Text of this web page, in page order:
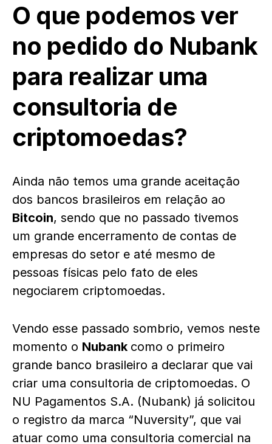
O que podemos ver
no pedido do Nubank
para realizar uma
consultoria de
criptomoedas?
Ainda não temos uma grande aceitação
dos bancos brasileiros em relação ao
Bitcoin, sendo que no passado tivemos
um grande encerramento de contas de
empresas do setor e até mesmo de
pessoas físicas pelo fato de eles
negociarem criptomoedas.
Vendo esse passado sombrio, vemos neste
momento o Nubank como o primeiro
grande banco brasileiro a declarar que vai
criar uma consultoria de criptomoedas. O
NU Pagamentos S.A. (Nubank) já solicitou
o registro da marca “Nuversity”, que vai
atuar como uma consultoria comercial na